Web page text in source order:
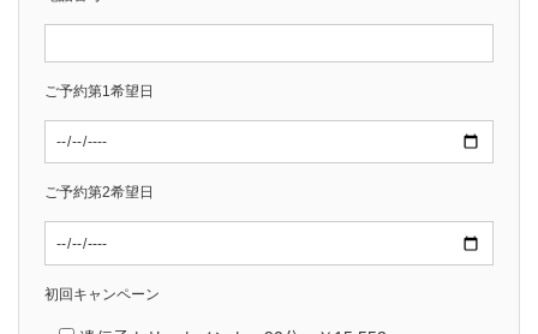
ご予約第1希望日
ご予約第2希望日
初回キャンペーン